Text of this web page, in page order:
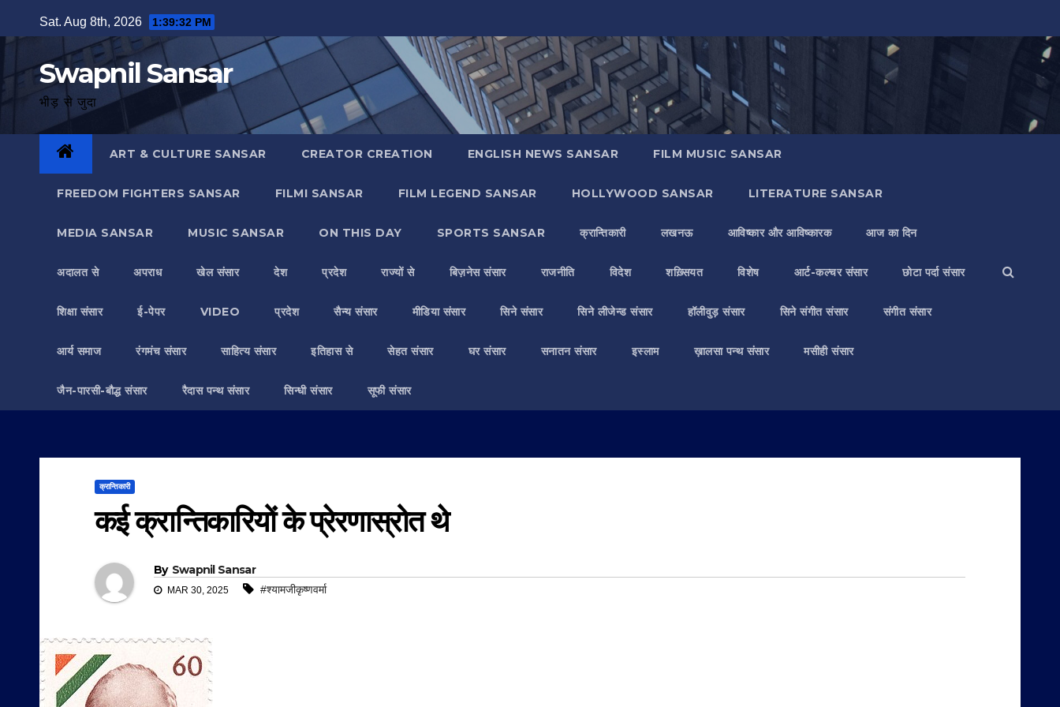
to
Sat. Aug 8th, 2026 1:39:34 PM
Swapnil Sansar
भीड़ से जुदा
ART & CULTURE SANSAR CREATOR CREATION ENGLISH NEWS SANSAR FILM MUSIC SANSAR
FREEDOM FIGHTERS SANSAR FILMI SANSAR FILM LEGEND SANSAR HOLLYWOOD SANSAR LITERATURE SANSAR
MEDIA SANSAR MUSIC SANSAR ON THIS DAY SPORTS SANSAR क्रान्तिकारी लखनऊ आविष्कार और आविष्कारक आज का दिन
अदालत से अपराध खेल संसार देश प्रदेश राज्यों से बिज़नेस संसार राजनीति विदेश शख़्सियत विशेष आर्ट-कल्चर संसार छोटा पर्दा संसार
शिक्षा संसार ई-पेपर VIDEO प्रदेश सैन्य संसार मीडिया संसार सिने संसार सिने लीजेन्ड संसार हॉलीवुड़ संसार सिने संगीत संसार संगीत संसार
आर्य समाज रंगमंच संसार साहित्य संसार इतिहास से सेहत संसार घर संसार सनातन संसार इस्लाम ख़ालसा पन्थ संसार मसीही संसार
जैन-पारसी-बौद्ध संसार रैदास पन्थ संसार सिन्धी संसार सूफी संसार
क्रान्तिकारी
कई क्रान्तिकारियों के प्रेरणास्रोत थे
By Swapnil Sansar
MAR 30, 2025 #श्यामजीकृष्णवर्मा